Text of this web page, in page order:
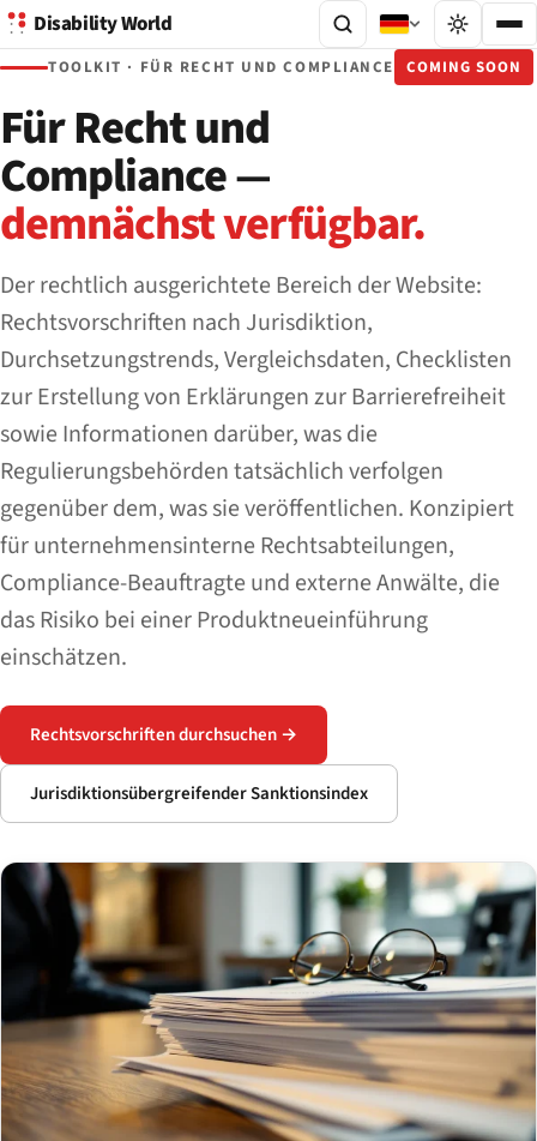
Disability World
TOOLKIT · FÜR RECHT UND COMPLIANCE COMING SOON
Für Recht und
Compliance —
demnächst verfügbar.
Der rechtlich ausgerichtete Bereich der Website:
Rechtsvorschriften nach Jurisdiktion,
Durchsetzungstrends, Vergleichsdaten, Checklisten
zur Erstellung von Erklärungen zur Barrierefreiheit
sowie Informationen darüber, was die
Regulierungsbehörden tatsächlich verfolgen
gegenüber dem, was sie veröffentlichen. Konzipiert
für unternehmensinterne Rechtsabteilungen,
Compliance-Beauftragte und externe Anwälte, die
das Risiko bei einer Produktneueinführung
einschätzen.
Rechtsvorschriften durchsuchen →
Jurisdiktionsübergreifender Sanktionsindex